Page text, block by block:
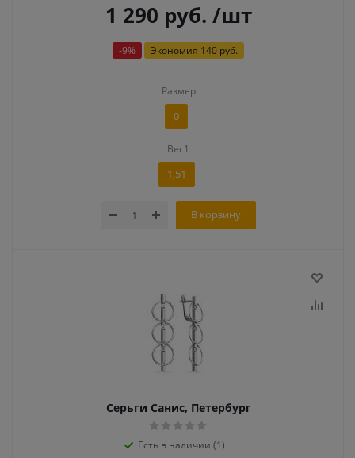
1 290 руб. /шт
-9% Экономия 140 руб.
Размер
0
Вес1
1,51
В корзину
Серьги Санис, Петербург
Есть в наличии (1)